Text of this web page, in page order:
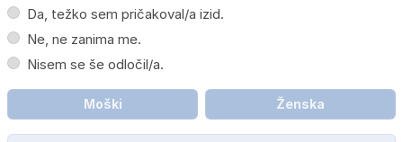
Da, težko sem pričakoval/a izid.
Ne, ne zanima me.
Nisem se še odločil/a.
Moški Ženska